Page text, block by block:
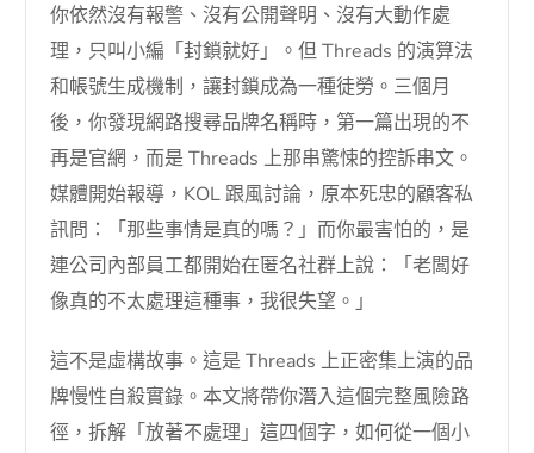
你依然沒有報警、沒有公開聲明、沒有大動作處
理，只叫小編「封鎖就好」。但 Threads 的演算法
和帳號生成機制，讓封鎖成為一種徒勞。三個月
後，你發現網路搜尋品牌名稱時，第一篇出現的不
再是官網，而是 Threads 上那串驚悚的控訴串文。
媒體開始報導，KOL 跟風討論，原本死忠的顧客私
訊問：「那些事情是真的嗎？」而你最害怕的，是
連公司內部員工都開始在匿名社群上說：「老闆好
像真的不太處理這種事，我很失望。」
這不是虛構故事。這是 Threads 上正密集上演的品
牌慢性自殺實錄。本文將帶你潛入這個完整風險路
徑，拆解「放著不處理」這四個字，如何從一個小